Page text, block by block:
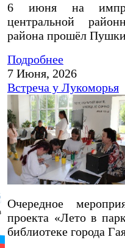
6 июня на
центральной
района прошёл
Подробнее
7 Июня, 2026
Встреча у Лукоморья
Очередное
проекта «Лето в
библиотеке города